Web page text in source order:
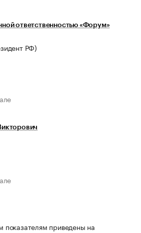
ответственностью «Форум»
РФ)
приведены на